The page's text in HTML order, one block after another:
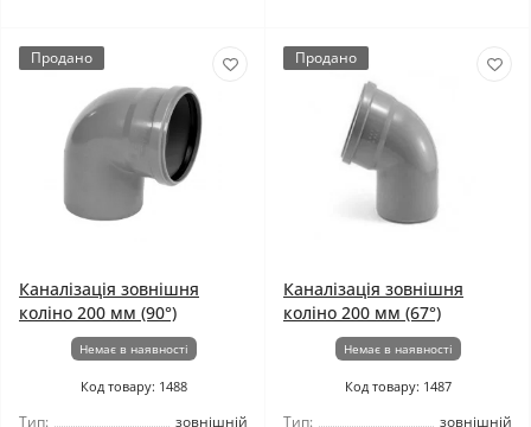
Продано
Каналізація зовнішня
коліно 200 мм (90°)
Немає в наявності
Код товару: 1488
Тип: зовнішній
Продано
Каналізація зовнішня
коліно 200 мм (67°)
Немає в наявності
Код товару: 1487
Тип: зовнішній